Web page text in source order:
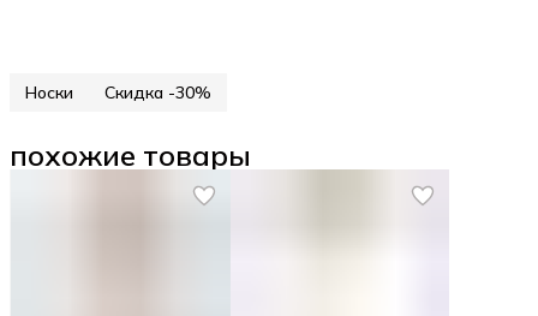
Носки Скидка -30%
похожие товары